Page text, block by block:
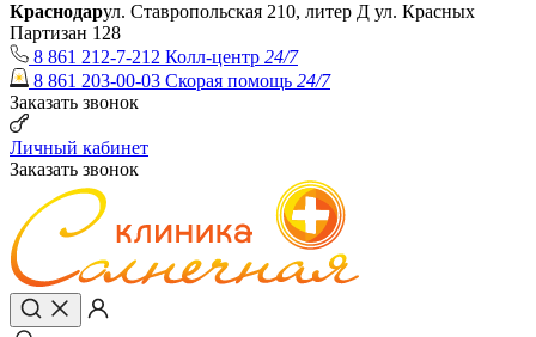
Краснодарул. Ставропольская 210, литер Д ул. Красных
Партизан 128
8 861 212-7-212 Колл-центр 24/7
8 861 203-00-03 Скорая помощь 24/7
Заказать звонок
Личный кабинет
Заказать звонок